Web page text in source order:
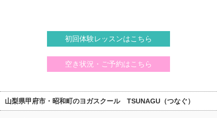
初回体験レッスンはこちら
空き状況・ご予約はこちら
山梨県甲府市・昭和町のヨガスクール TSUNAGU（つなぐ）